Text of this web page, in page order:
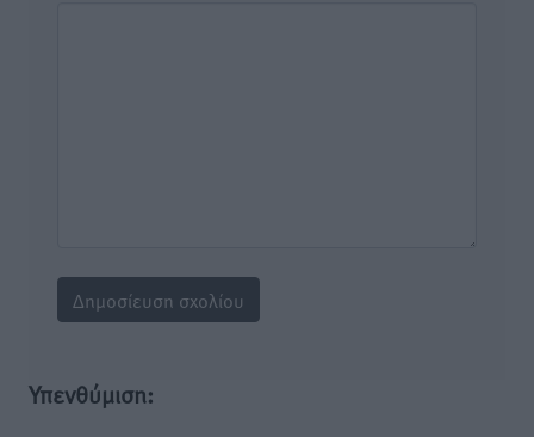
Υπενθύμιση: